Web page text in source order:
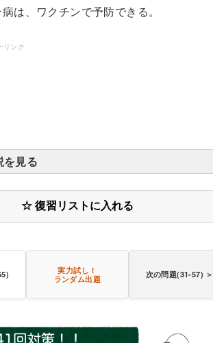
病は、ワクチンで予防できる。
リンク
を見る
☆ 復習リストに入れる
実力試し！
ランダム出題
次の問題(31-57) ＞